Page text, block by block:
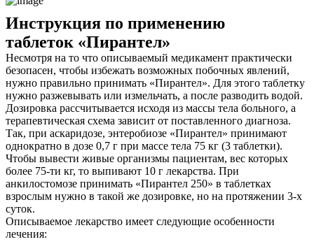
Инструкция по применению
таблеток «Пирантел»
Несмотря на то что описываемый медикамент практически
безопасен, чтобы избежать возможных побочных явлений,
нужно правильно принимать «Пирантел». Для этого таблетку
нужно разжевывать или измельчать, а после разводить водой.
Дозировка рассчитывается исходя из массы тела больного, а
терапевтическая схема зависит от поставленного диагноза.
Так, при аскаридозе, энтеробиозе «Пирантел» принимают
однократно в дозе 0,7 г при массе тела 75 кг (3 таблетки).
Чтобы вывести живые организмы пациентам, вес которых
более 75-ти кг, то выпивают 10 г лекарства. При
анкилостомозе принимать «Пирантел 250» в таблетках
взрослым нужно в такой же дозировке, но на протяжении 3-х
суток.
Описываемое лекарство имеет следующие особенности
лечения: